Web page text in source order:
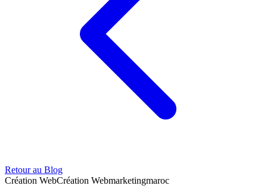
Retour au Blog
Création WebCréation Webmarketingmaroc